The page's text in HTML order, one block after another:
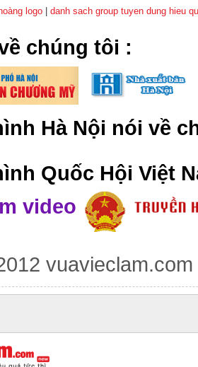
hoàng logo danh sach group tuyen dung hieu
chúng tôi :
Hà Nội nói về
Quốc Hội Việt
video
vuavieclam.com